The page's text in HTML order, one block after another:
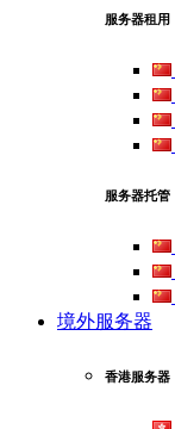
服务器租用
服务器托管
境外服务器
香港服务器